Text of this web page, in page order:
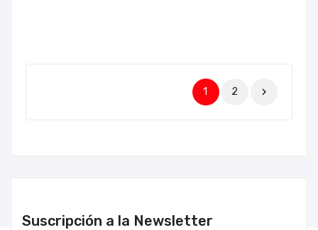
1 2 
Suscripción a la Newsletter